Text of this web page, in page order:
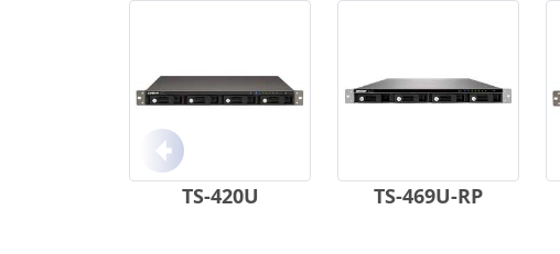
TS-420U TS-469U-RP
Anterior